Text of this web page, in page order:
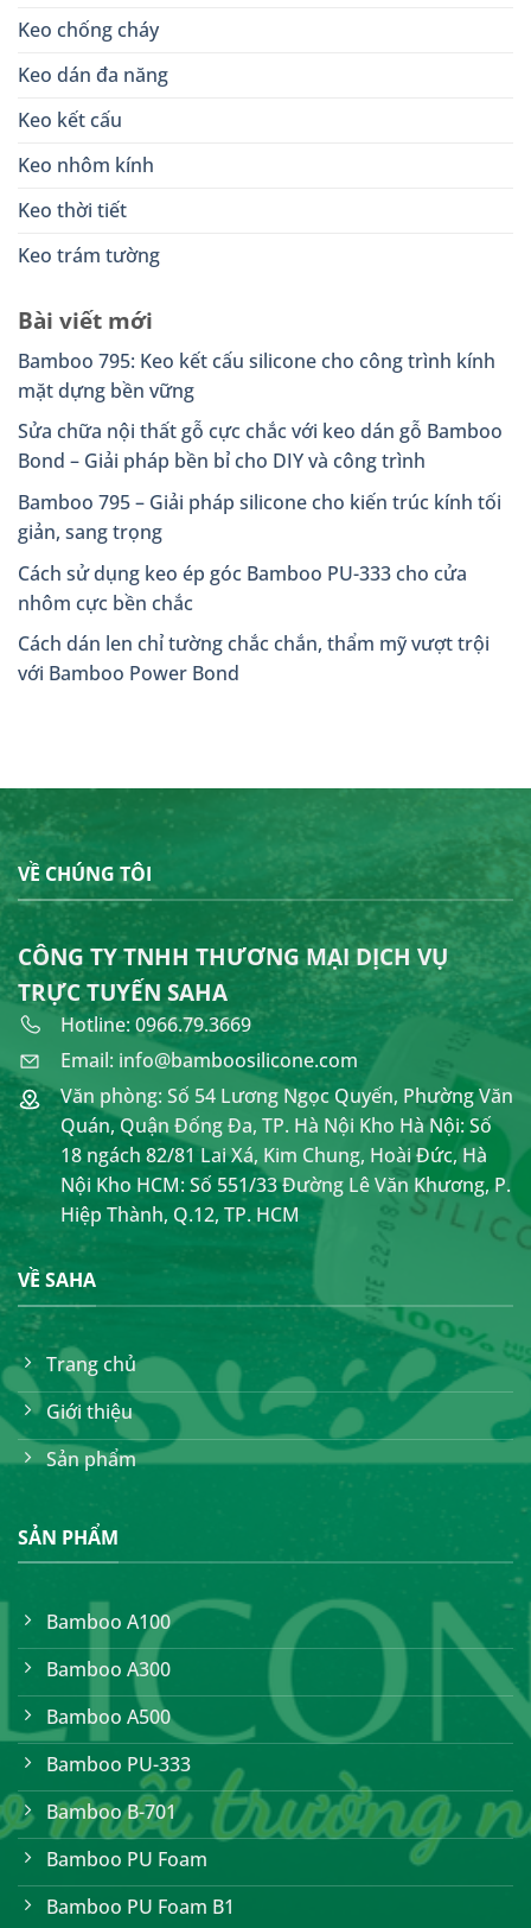
Keo chống cháy
Keo dán đa năng
Keo kết cấu
Keo nhôm kính
Keo thời tiết
Keo trám tường
Bài viết mới
Bamboo 795: Keo kết cấu silicone cho công trình kính
mặt dựng bền vững
Sửa chữa nội thất gỗ cực chắc với keo dán gỗ Bamboo
Bond – Giải pháp bền bỉ cho DIY và công trình
Bamboo 795 – Giải pháp silicone cho kiến trúc kính tối
giản, sang trọng
Cách sử dụng keo ép góc Bamboo PU-333 cho cửa
nhôm cực bền chắc
Cách dán len chỉ tường chắc chắn, thẩm mỹ vượt trội
với Bamboo Power Bond
VỀ CHÚNG TÔI
CÔNG TY TNHH THƯƠNG MẠI DỊCH VỤ
TRỰC TUYẾN SAHA
Hotline: 0966.79.3669
Email: info@bamboosilicone.com
Văn phòng: Số 54 Lương Ngọc Quyến, Phường Văn
Quán, Quận Đống Đa, TP. Hà Nội Kho Hà Nội: Số
18 ngách 82/81 Lai Xá, Kim Chung, Hoài Đức, Hà
Nội Kho HCM: Số 551/33 Đường Lê Văn Khương, P.
Hiệp Thành, Q.12, TP. HCM
VỀ SAHA
Trang chủ
Giới thiệu
Sản phẩm
SẢN PHẨM
Bamboo A100
Bamboo A300
Bamboo A500
Bamboo PU-333
Bamboo B-701
Bamboo PU Foam
Bamboo PU Foam B1